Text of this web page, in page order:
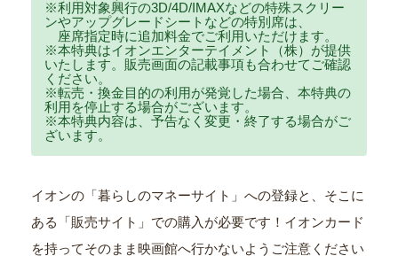
※利用対象興行の3D/4D/IMAXなどの特殊スクリー
ンやアップグレードシートなどの特別席は、
座席指定時に追加料金でご利用いただけます。
※本特典はイオンエンターテイメント（株）が提供
いたします。販売画面の記載事項も合わせてご確認
ください。
※転売・換金目的の利用が発覚した場合、本特典の
利用を停止する場合がございます。
※本特典内容は、予告なく変更・終了する場合がご
ざいます。
イオンの「暮らしのマネーサイト」への登録と、そこに
ある「販売サイト」での購入が必要です！イオンカード
を持ってそのまま映画館へ行かないようご注意ください